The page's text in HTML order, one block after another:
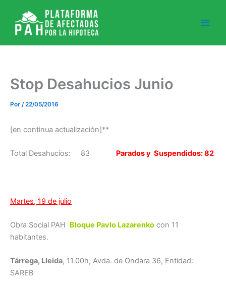
contenido
Stop Desahucios Junio
Por /22/05/2016
[en continua actualización]**
Total Desahucios: 83 Parados y Suspendidos: 82
Martes, 19 de julio
Obra Social PAH Bloque Pavlo Lazarenko con 11
habitantes.
Tárrega, Lleida, 11.00h, Avda. de Ondara 36, Entidad:
SAREB